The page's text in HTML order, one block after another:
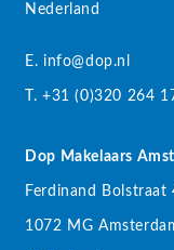
Nederland
E. info@dop.nl
T. +31 (0)320 264
Dop Makelaars
Ferdinand Bolstraat
1072 MG